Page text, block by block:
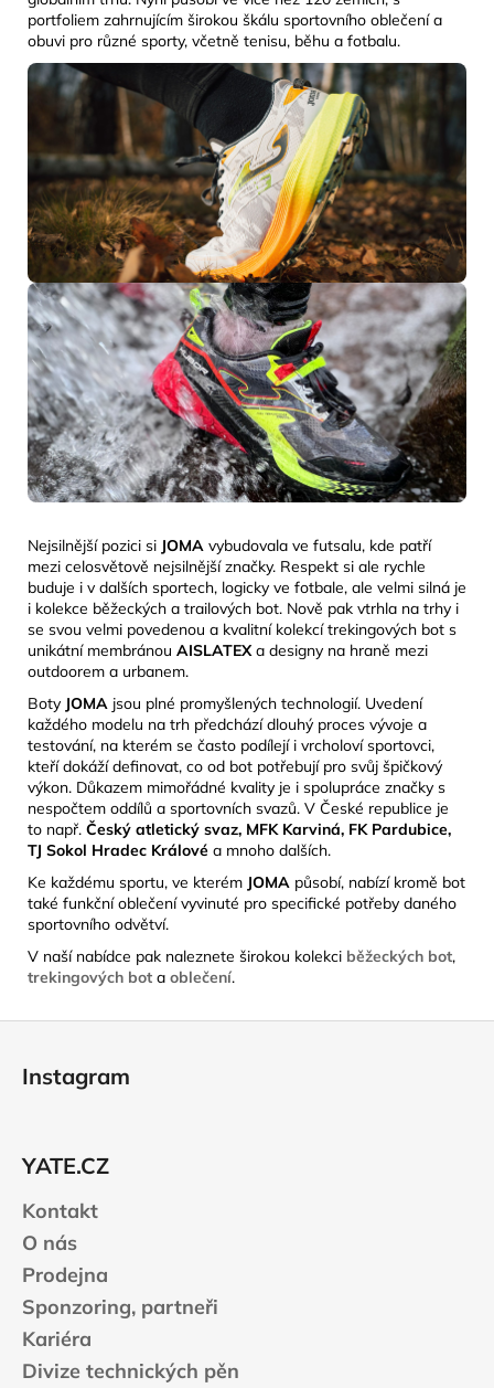
portfoliem zahrnujícím širokou škálu sportovního oblečení a
obuvi pro různé sporty, včetně tenisu, běhu a fotbalu.
Nejsilnější pozici si JOMA vybudovala ve futsalu, kde patří
mezi celosvětově nejsilnější značky. Respekt si ale rychle
buduje i v dalších sportech, logicky ve fotbale, ale velmi silná je
i kolekce běžeckých a trailových bot. Nově pak vtrhla na trhy i
se svou velmi povedenou a kvalitní kolekcí trekingových bot s
unikátní membránou AISLATEX a designy na hraně mezi
outdoorem a urbanem.
Boty JOMA jsou plné promyšlených technologií. Uvedení
každého modelu na trh předchází dlouhý proces vývoje a
testování, na kterém se často podílejí i vrcholoví sportovci,
kteří dokáží definovat, co od bot potřebují pro svůj špičkový
výkon. Důkazem mimořádné kvality je i spolupráce značky s
nespočtem oddílů a sportovních svazů. V České republice je
to např. Český atletický svaz, MFK Karviná, FK Pardubice,
TJ Sokol Hradec Králové a mnoho dalších.
Ke každému sportu, ve kterém JOMA působí, nabízí kromě bot
také funkční oblečení vyvinuté pro specifické potřeby daného
sportovního odvětví.
V naší nabídce pak naleznete širokou kolekci běžeckých bot,
trekingových bot a oblečení.
Instagram
YATE.CZ
Kontakt
O nás
Prodejna
Sponzoring, partneři
Kariéra
Divize technických pěn